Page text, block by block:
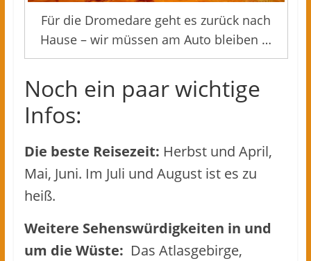
Für die Dromedare geht es zurück nach
Hause – wir müssen am Auto bleiben …
Noch ein paar wichtige
Infos:
Die beste Reisezeit: Herbst und April,
Mai, Juni. Im Juli und August ist es zu
heiß.
Weitere Sehenswürdigkeiten in und
um die Wüste: Das Atlasgebirge,